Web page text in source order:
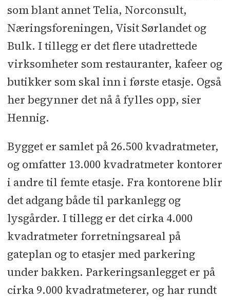
som blant annet Telia, Norconsult,
Næringsforeningen, Visit Sørlandet og
Bulk. I tillegg er det flere utadrettede
virksomheter som restauranter, kafeer og
butikker som skal inn i første etasje. Også
her begynner det nå å fylles opp, sier
Hennig.
Bygget er samlet på 26.500 kvadratmeter,
og omfatter 13.000 kvadratmeter kontorer
i andre til femte etasje. Fra kontorene blir
det adgang både til parkanlegg og
lysgårder. I tillegg er det cirka 4.000
kvadratmeter forretningsareal på
gateplan og to etasjer med parkering
under bakken. Parkeringsanlegget er på
cirka 9.000 kvadratmeterer, og har rundt